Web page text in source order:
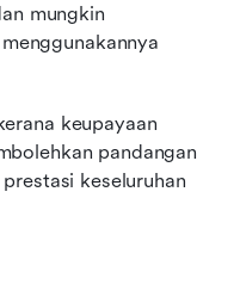
mungkin
keupayaan
pandangan
keseluruhan